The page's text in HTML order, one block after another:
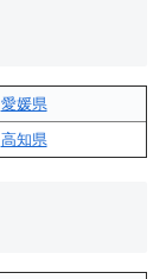
愛媛県
高知県